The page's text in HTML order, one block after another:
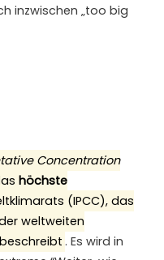
inzwischen „too big
Concentration
höchste
(IPCC), das
weltweiten
. Es wird in